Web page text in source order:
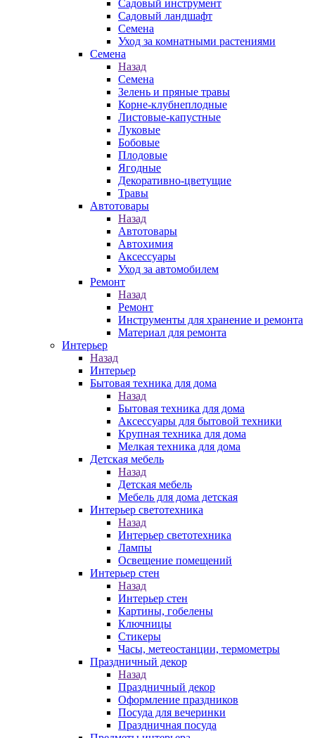
Садовый инструмент
Садовый ландшафт
Семена
Уход за комнатными растениями
Семена
Назад
Семена
Зелень и пряные травы
Корне-клубнеплодные
Листовые-капустные
Луковые
Бобовые
Плодовые
Ягодные
Декоративно-цветущие
Травы
Автотовары
Назад
Автотовары
Автохимия
Аксессуары
Уход за автомобилем
Ремонт
Назад
Ремонт
Инструменты для хранение и ремонта
Материал для ремонта
Интерьер
Назад
Интерьер
Бытовая техника для дома
Назад
Бытовая техника для дома
Аксессуары для бытовой техники
Крупная техника для дома
Мелкая техника для дома
Детская мебель
Назад
Детская мебель
Мебель для дома детская
Интерьер светотехника
Назад
Интерьер светотехника
Лампы
Освещение помещений
Интерьер стен
Назад
Интерьер стен
Картины, гобелены
Ключницы
Стикеры
Часы, метеостанции, термометры
Праздничный декор
Назад
Праздничный декор
Оформление праздников
Посуда для вечеринки
Праздничная посуда